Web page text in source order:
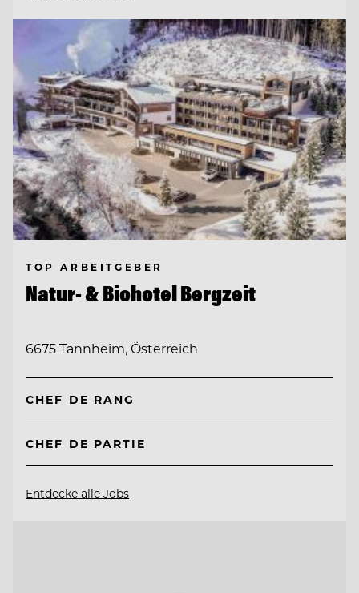
TOP ARBEITGEBER
Natur- & Biohotel Bergzeit
6675 Tannheim, Österreich
CHEF DE RANG
CHEF DE PARTIE
Entdecke alle Jobs